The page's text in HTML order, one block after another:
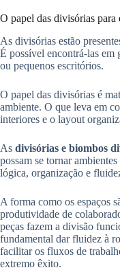
O papel das divisórias para
As divisórias estão
É possível encontrá-las em
ou pequenos escritórios.
O papel das divisórias é
ambiente. O que leva em
interiores e o layout
As divisórias e biombos
possam se tornar
lógica, organização e
A forma como os espaços
produtividade de
peças fazem a divisão
fundamental dar fluidez à
facilitar os fluxos de
extremo êxito.